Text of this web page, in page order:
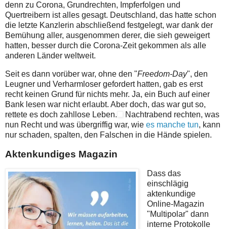
denn zu Corona, Grundrechten, Impferfolgen und
Quertreibern ist alles gesagt. Deutschland, das hatte schon
die letzte Kanzlerin abschließend festgelegt, war dank der
Bemühung aller, ausgenommen derer, die sieh geweigert
hatten, besser durch die Corona-Zeit gekommen als alle
anderen Länder weltweit.
Seit es dann vorüber war, ohne den "Freedom-Day", den
Leugner und Verharmloser gefordert hatten, gab es erst
recht keinen Grund für nichts mehr. Ja, ein Buch auf einer
Bank lesen war nicht erlaubt. Aber doch, das war gut so,
rettete es doch zahllose Leben.
Nachtrabend rechten, was
nun Recht und was übergriffig war, wie es manche tun, kann
nur schaden, spalten, den Falschen in die Hände spielen.
Aktenkundiges Magazin
Dass das
einschlägig
aktenkundige
Online-Magazin
"Multipolar" dann
interne Protokolle